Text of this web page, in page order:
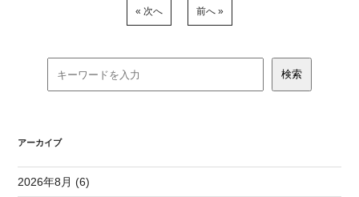
« 次へ 前へ »
アーカイブ
2026年8月 (6)